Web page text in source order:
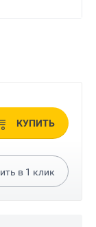
КУПИТЬ
в 1 клик